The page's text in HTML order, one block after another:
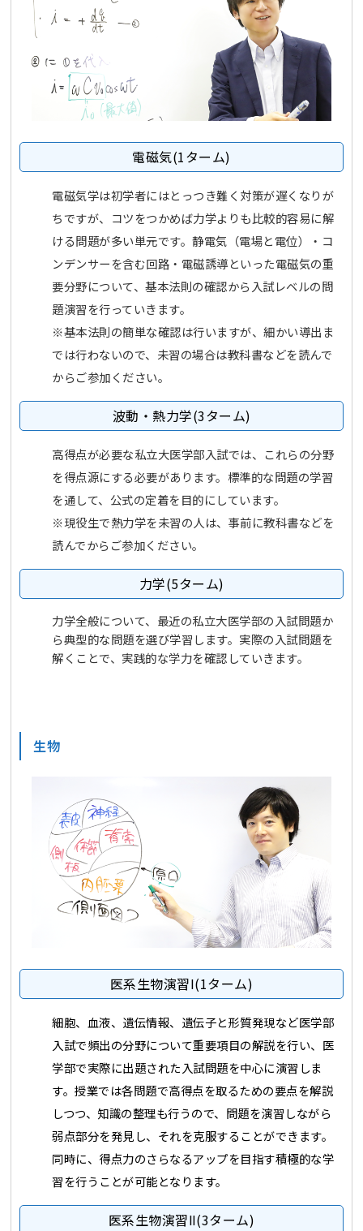
電磁気(1ターム)
電磁気学は初学者にはとっつき難く対策が遅くなりが
ちですが、コツをつかめば力学よりも比較的容易に解
ける問題が多い単元です。静電気（電場と電位）・コ
ンデンサーを含む回路・電磁誘導といった電磁気の重
要分野について、基本法則の確認から入試レベルの問
題演習を行っていきます。
※基本法則の簡単な確認は行いますが、細かい導出ま
では行わないので、未習の場合は教科書などを読んで
からご参加ください。
波動・熱力学(3ターム)
高得点が必要な私立大医学部入試では、これらの分野
を得点源にする必要があります。標準的な問題の学習
を通して、公式の定着を目的にしています。
※現役生で熱力学を未習の人は、事前に教科書などを
読んでからご参加ください。
力学(5ターム)
力学全般について、最近の私立大医学部の入試問題か
ら典型的な問題を選び学習します。実際の入試問題を
解くことで、実践的な学力を確認していきます。
生物
医系生物演習Ⅰ(1ターム)
細胞、血液、遺伝情報、遺伝子と形質発現など医学部
入試で頻出の分野について重要項目の解説を行い、医
学部で実際に出題された入試問題を中心に演習しま
す。授業では各問題で高得点を取るための要点を解説
しつつ、知識の整理も行うので、問題を演習しながら
弱点部分を発見し、それを克服することができます。
同時に、得点力のさらなるアップを目指す積極的な学
習を行うことが可能となります。
医系生物演習Ⅱ(3ターム)